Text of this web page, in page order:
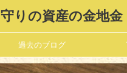
守りの資産の金地
過去のブログ